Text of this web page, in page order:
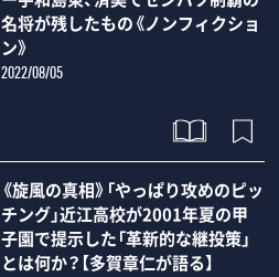
名将が残したもの《ノンフィクショ
ン》
2022/08/05
《旋風の真相》「やっぱり攻めのピッ
チング」近江高校が2001年夏の甲
子園で提示した「革新的な継投策」
とは何か？【多賀章仁が語る】